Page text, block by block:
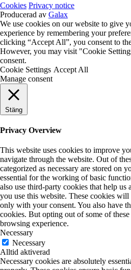
Cookies Privacy notice
Producerad av Galax
We use cookies on our website to give
experience by remembering your
clicking “Accept All”, you consent to
However, you may visit "Cookie
consent.
Cookie Settings Accept All
Manage consent
Stäng
Privacy Overview
This website uses cookies to improve
navigate through the website. Out of
categorized as necessary are stored on
essential for the working of basic
also use third-party cookies that help us
you use this website. These cookies
only with your consent. You also have
cookies. But opting out of some of
browsing experience.
Necessary
Necessary
Alltid aktiverad
Necessary cookies are absolutely